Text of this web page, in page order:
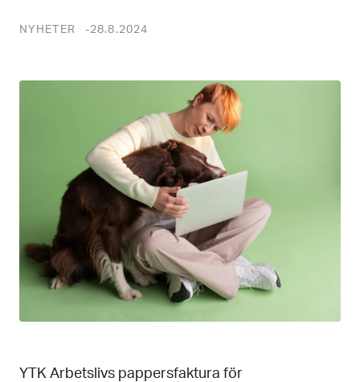
NYHETER 28.8.2024
YTK Arbetslivs pappersfaktura för